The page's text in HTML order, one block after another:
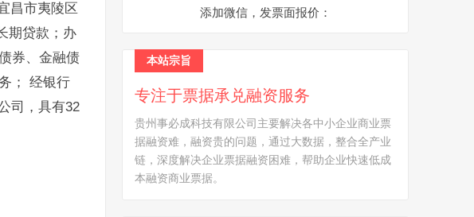
昌市夷陵区
期贷款；办
券、金融债
； 经银行
司，具有32
添加微信，发票面报价：
本站宗旨
专注于票据承兑融资服务
贵州事必成科技有限公司主要解决各中小企业商业票
据融资难，融资贵的问题，通过大数据，整合全产业
链，深度解决企业票据融资困难，帮助企业快速低成
本融资商业票据。